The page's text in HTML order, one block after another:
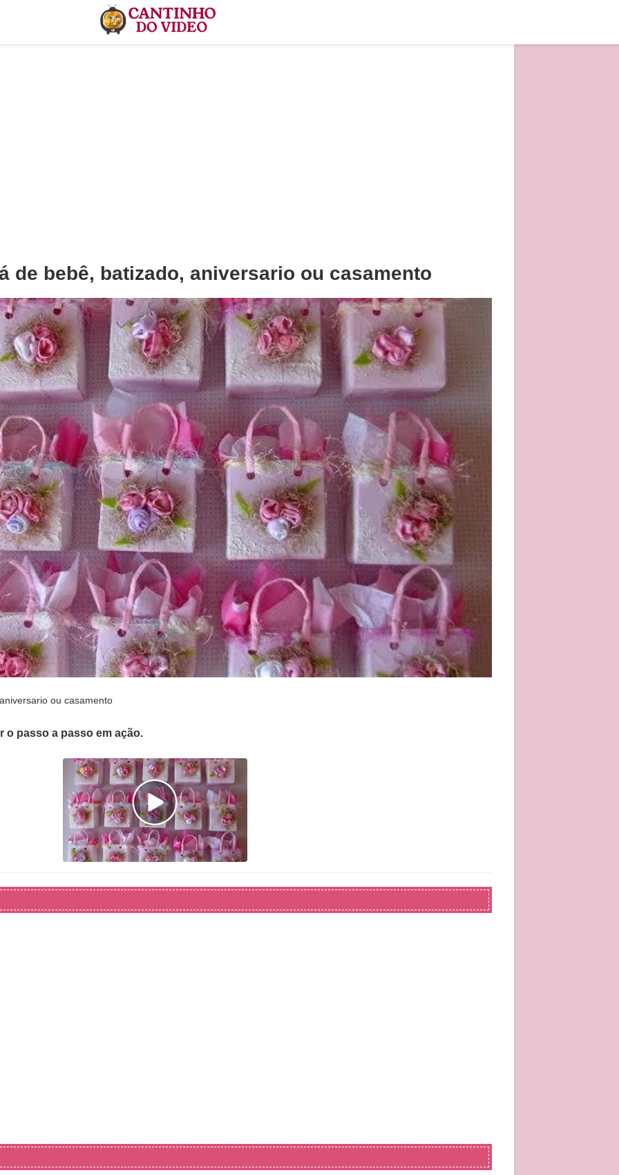
de bebê, batizado, aniversario ou casamento
ou casamento
o passo a passo em ação.